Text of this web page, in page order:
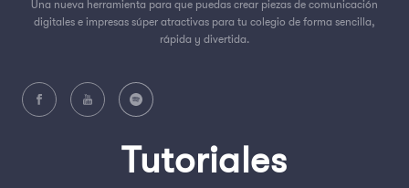
Una nueva herramienta para que puedas crear piezas de comunicación
digitales e impresas súper atractivas para tu colegio de forma sencilla,
rápida y divertida.
Tutoriales